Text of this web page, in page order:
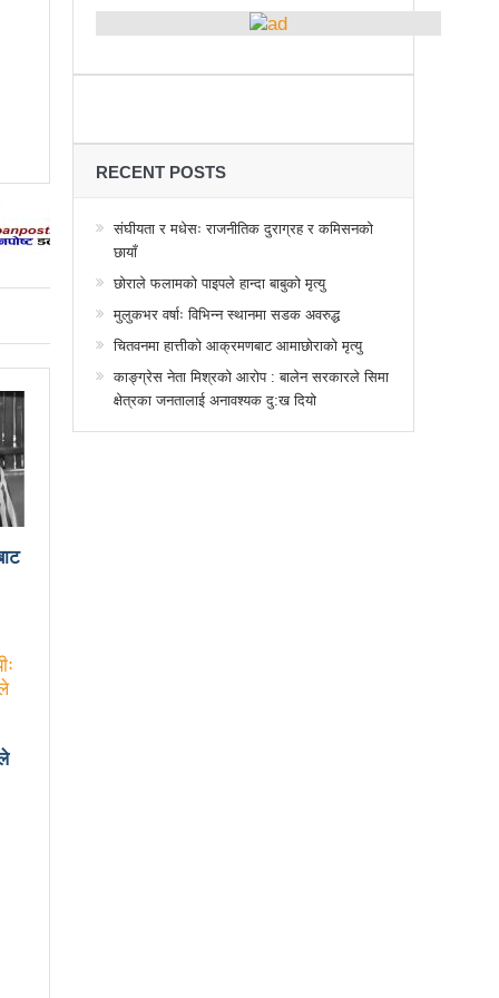
वैचारिक, राजनीतिक कार्यशाला
साक्षरताको
३ वटा सूचीकरणबाट हटे
जना घाइते
बिद्यार्थीलाई चलचित्र सिकाउँदै बागमती प्रदेश सरकार
खसेको अनुमान
दाहालको निर्देशन
क्रिकेटमा नेपालले अफगानिस्तानलाई हरायो
भाग लिने नेत्रविक्रम चन्दको संकेत
गरेको भन्दै एमालेलाई महानगरको १ लाख जरिवाना
RECENT POSTS
संघीयता र मधेसः राजनीतिक दुराग्रह र कमिसनको
छायाँ
छोराले फलामको पाइपले हान्दा बाबुको मृत्यु
मुलुकभर वर्षाः विभिन्न स्थानमा सडक अवरुद्ध
चितवनमा हात्तीको आक्रमणबाट आमाछोराको मृत्यु
काङ्ग्रेस नेता मिश्रको आरोप : बालेन सरकारले सिमा
क्षेत्रका जनतालाई अनावश्यक दु:ख दियो